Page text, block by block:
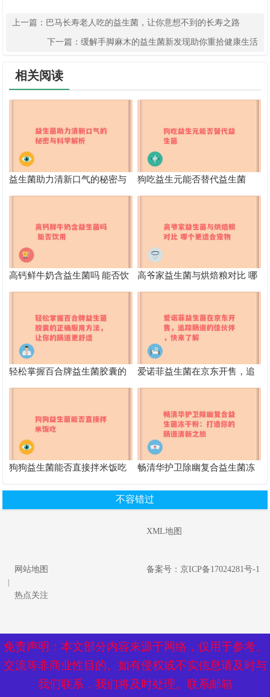
上一篇： 巴马长寿老人吃的益生菌，让你意想不到的长寿之路
下一篇： 缓解手脚麻木的益生菌新发现助你重拾健康生活
相关阅读
益生菌助力清新口气的秘密与
科学解析
狗吃益生元能否替代益生菌
高钙鲜牛奶含益生菌吗 能否饮
用
高爷家益生菌与烘焙粮对比 哪
个更适合宠物
轻松掌握百合牌益生菌胶囊的
正确服用方法，让你的肠道更
爱诺菲益生菌在京东开售，追
踪肠道的佳伙伴，快来了解
狗狗益生菌能否直接拌米饭吃
畅清华护卫除幽复合益生菌冻
免责声明：本文部分内容来源于网络，仅用于参考、
交流等非商业性目的。如有侵权或不实信息请及时与
我们联系，我们将及时处理。联系邮箱
不容错过
XML地图
网站地图
热点关注
备案号：京ICP备17024281号-1
免责声明：本文部分内容来源于网络，仅用于参考、
交流等非商业性目的。如有侵权或不实信息请及时与
我们联系，我们将及时处理。联系邮箱